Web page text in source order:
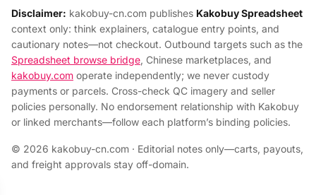
Disclaimer: kakobuy-cn.com publishes Kakobuy Spreadsheet
context only: think explainers, catalogue entry points, and
cautionary notes—not checkout. Outbound targets such as the
Spreadsheet browse bridge, Chinese marketplaces, and
kakobuy.com operate independently; we never custody
payments or parcels. Cross-check QC imagery and seller
policies personally. No endorsement relationship with Kakobuy
or linked merchants—follow each platform’s binding policies.
© 2026 kakobuy-cn.com · Editorial notes only—carts, payouts,
and freight approvals stay off-domain.